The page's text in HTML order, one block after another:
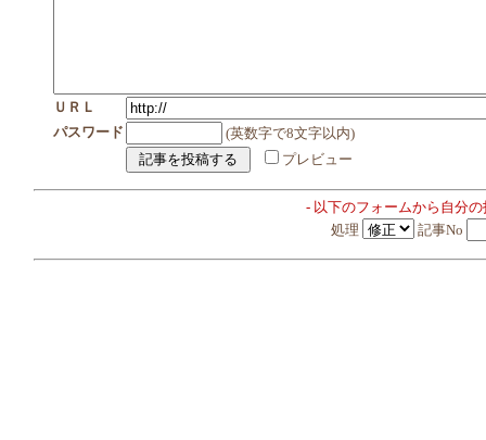
ＵＲＬ
パスワード
(英数字で8文字以内)
プレビュー
- 以下のフォームから自分
処理
記事No